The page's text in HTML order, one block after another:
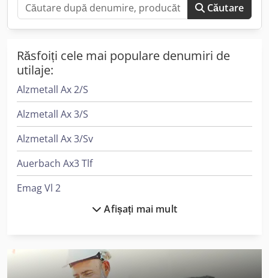
Căutare
Răsfoiți cele mai populare denumiri de
utilaje:
Alzmetall Ax 2/S
Alzmetall Ax 3/S
Alzmetall Ax 3/Sv
Auerbach Ax3 Tlf
Emag Vl 2
Index Ms22-6
Afișați mai mult